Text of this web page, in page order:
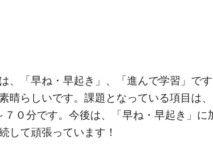
、「早ね・早起き」、「進んで学習」で
晴らしいです。課題となっている項目は
０分です。今後は、「早ね・早起き」
して頑張っています！